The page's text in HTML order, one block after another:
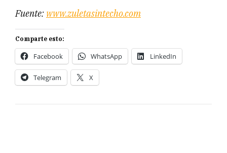
Fuente: www.zuletasintecho.com
Comparte esto:
Facebook WhatsApp LinkedIn
Telegram X